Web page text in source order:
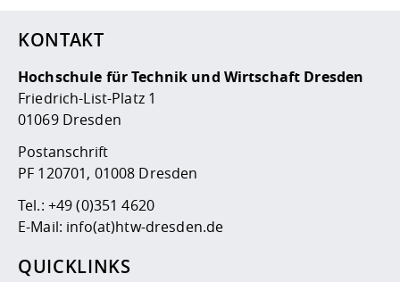
KONTAKT
Hochschule für Technik und Wirtschaft Dresden
Friedrich-List-Platz 1
01069 Dresden
Postanschrift
PF 120701, 01008 Dresden
Tel.: +49 (0)351 4620
E-Mail: info(at)htw-dresden.de
QUICKLINKS